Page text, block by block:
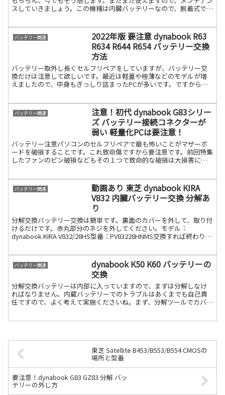
スしていきましょう。この機種は内臓バッテリーなので、脱着式では
バッテリー関連
2022年版 要注意 dynabook R63
R634 R644 R654 バッテリー交換
方法
バッテリー取外し長くセルフリペアをしていますが、バッテリー交
換だけは注意して欲しいです。最近は軽量や極薄などのモデルが増
えましたので、中身もぎっしり詰まったPCが多いです。ですからち
バッテリー関連
注意！初代 dynabook G83シリー
ズ バッテリー接続コネクターが
弱い 軽量化PCは要注意！
バッテリー注意パソコンのセルフリペアで最も怖いことがマザーボ
ードを破損することです。これ致命傷ですから要注意です。前回特集
したファンのピン破損などもその１つで致命的な破損は大損害にな
バッテリー関連
動画あり 東芝 dynabook KIRA
V832 内臓バッテリー交換 分解あ
り
分解交換バッテリー交換は簡単です。裏面のカバーを外して、取り付
けるだけです。赤丸部分のネジを外してください。モデル：
dynabook KIRA V832/28HS型番：PV83228HNMS交換すれば終わりで
バッテリー関連
dynabook K50 K60 バッテリーの
交換
分解交換バッテリーは内部に入っていますので、まずは分解しなけ
ればなりません。内蔵バッテリーでのトラブルはあくまでも自己責
任ですので、よく考えて実施くださいね。まず、分解ツールでカバー
東芝 Satellite B453/B553/B554 CMOSの
場所と型番
要注意！dynabook G83 GZ83 分解 バッ
テリーの外し方